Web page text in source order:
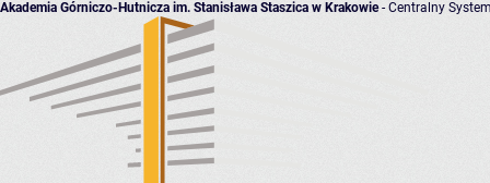
Akademia Górniczo-Hutnicza im. Stanisława Staszica w Krakowie- Centralny